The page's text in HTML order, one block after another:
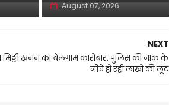
August 07, 2026
NEXT
खनन का बेलगाम कारोबार: पुलिस की नाक के
नीचे हो रही लाखों की लूट